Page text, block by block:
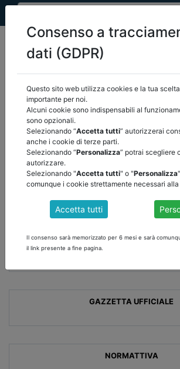
home link utili
LINK UTILI
ELENCO REVISORI ENTI
GAZZETTA UFFICIALE
NORMATTIVA
Consenso a
dati (GDPR)
Questo sito web utilizza cookies e la tua
importante per noi.
Alcuni cookie sono indispensabili al
sono opzionali.
Selezionando “Accetta tutti” autorizzerai
anche i cookie di terze parti.
Selezionando “Personalizza” potrai scegliere
autorizzare.
Selezionando "Accetta tutti" o "Personalizza
comunque i cookie strettamente necessari
Accetta tutti
Il consenso sarà memorizzato per 6 mesi e sarà
il link presente a fine pagina.